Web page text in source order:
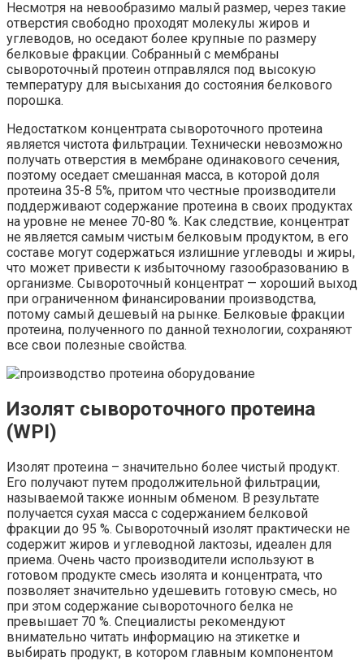
Несмотря на невообразимо малый размер, через такие
отверстия свободно проходят молекулы жиров и
углеводов, но оседают более крупные по размеру
белковые фракции. Собранный с мембраны
сывороточный протеин отправлялся под высокую
температуру для высыхания до состояния белкового
порошка.
Недостатком концентрата сывороточного протеина
является чистота фильтрации. Технически невозможно
получать отверстия в мембране одинакового сечения,
поэтому оседает смешанная масса, в которой доля
протеина 35-8 5%, притом что честные производители
поддерживают содержание протеина в своих продуктах
на уровне не менее 70-80 %. Как следствие, концентрат
не является самым чистым белковым продуктом, в его
составе могут содержаться излишние углеводы и жиры,
что может привести к избыточному газообразованию в
организме. Сывороточный концентрат — хороший выход
при ограниченном финансировании производства,
потому самый дешевый на рынке. Белковые фракции
протеина, полученного по данной технологии, сохраняют
все свои полезные свойства.
Изолят сывороточного протеина
(WPI)
Изолят протеина – значительно более чистый продукт.
Его получают путем продолжительной фильтрации,
называемой также ионным обменом. В результате
получается сухая масса с содержанием белковой
фракции до 95 %. Сывороточный изолят практически не
содержит жиров и углеводной лактозы, идеален для
приема. Очень часто производители используют в
готовом продукте смесь изолята и концентрата, что
позволяет значительно удешевить готовую смесь, но
при этом содержание сывороточного белка не
превышает 70 %. Специалисты рекомендуют
внимательно читать информацию на этикетке и
выбирать продукт, в котором главным компонентом